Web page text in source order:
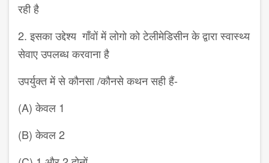
रही है
2. इसका उद्देश्य गाँवों में लोगो को टेलीमेडिसीन के द्वारा स्वास्थ्य
सेवाए उपलब्ध करवाना है
उपर्युक्त में से कौनसा /कौनसे कथन सही हैं-
(A) केवल 1
(B) केवल 2